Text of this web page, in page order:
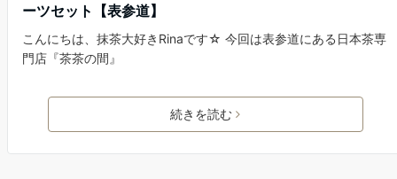
ーツセット【表参道】
こんにちは、抹茶大好きRinaです☆ 今回は表参道にある日本茶専
門店『茶茶の間』
続きを読む